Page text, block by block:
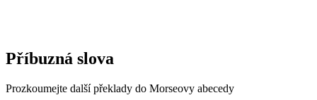
Příbuzná slova
Prozkoumejte další překlady do Morseovy abecedy